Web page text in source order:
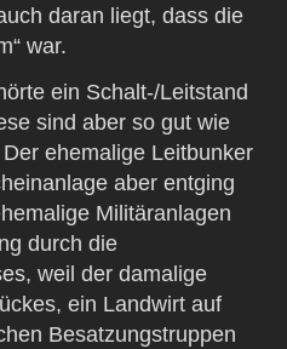
daran liegt, dass die
war.
ein Schalt-/Leitstand
sind aber so gut wie
ehemalige Leitbunker
aber entging
Militäranlagen
durch die
weil der damalige
ein Landwirt auf
Besatzungstruppen